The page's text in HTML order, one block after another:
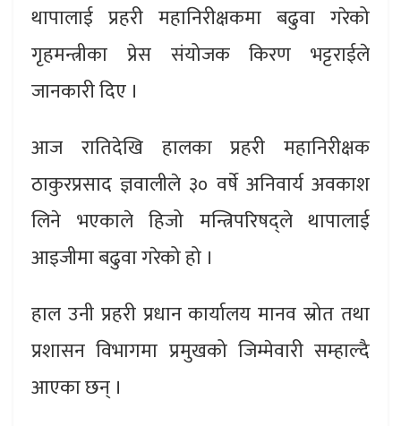
थापालाई प्रहरी महानिरीक्षकमा बढुवा गरेको
गृहमन्त्रीका प्रेस संयोजक किरण भट्टराईले
जानकारी दिए ।
आज रातिदेखि हालका प्रहरी महानिरीक्षक
ठाकुरप्रसाद ज्ञवालीले ३० वर्षे अनिवार्य अवकाश
लिने भएकाले हिजो मन्त्रिपरिषद्ले थापालाई
आइजीमा बढुवा गरेको हो ।
हाल उनी प्रहरी प्रधान कार्यालय मानव स्रोत तथा
प्रशासन विभागमा प्रमुखको जिम्मेवारी सम्हाल्दै
आएका छन् ।